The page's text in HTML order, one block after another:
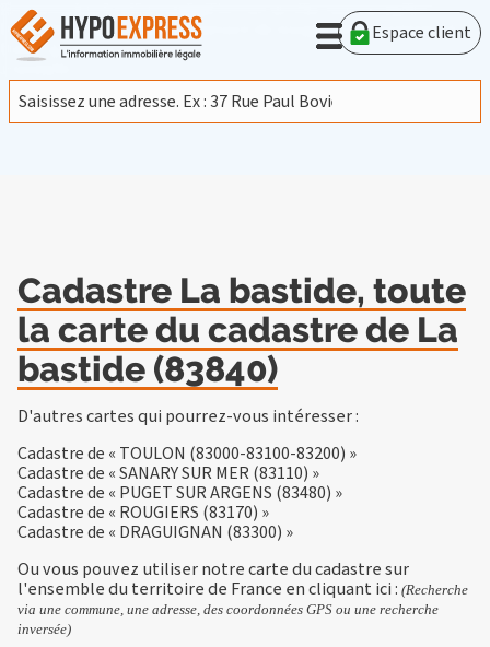
En poursuivant votre navigation sur ce site, vous acceptez
l'utilisation de cookies provenant de Google afin d'analyser le
trafic.En savoir plus
J'accepte
Espace client
Cadastre La bastide, toute
la carte du cadastre de La
bastide (83840)
D'autres cartes qui pourrez-vous intéresser :
Cadastre de « TOULON (83000-83100-83200) »
Cadastre de « SANARY SUR MER (83110) »
Cadastre de « PUGET SUR ARGENS (83480) »
Cadastre de « ROUGIERS (83170) »
Cadastre de « DRAGUIGNAN (83300) »
Ou vous pouvez utiliser notre carte du cadastre sur
l'ensemble du territoire de France encliquant ici: (Recherche
via une commune, une adresse, des coordonnées GPS ou une recherche
inversée)